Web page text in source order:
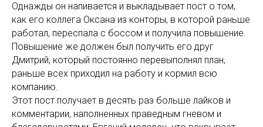
Однажды он напивается и выкладывает пост о том,
как его коллега Оксана из конторы, в которой раньше
работал, переспала с боссом и получила повышение.
Повышение же должен был получить его друг
Дмитрий, который постоянно перевыполнял план,
раньше всех приходил на работу и кормил всю
компанию.
Этот пост получает в десять раз больше лайков и
комментарии, наполненных праведным гневом и